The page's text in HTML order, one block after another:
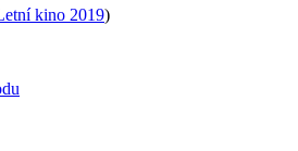
kino 2019)